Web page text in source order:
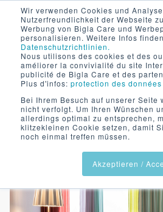
Wir verwenden Cookies und
Nutzerfreundlichkeit der Webseite
Werbung von Bigla Care und
personalisieren. Weitere Infos
Datenschutzrichtlinien.
Nous utilisons des cookies et des
améliorer la convivialité du site
publicité de Bigla Care et des
Plus d'infos: protection des
Bei Ihrem Besuch auf unserer Seite
nicht verfolgt. Um Ihren Wünschen
allerdings optimal zu entsprechen,
klitzekleinen Cookie setzen, damit
noch einmal treffen müssen.
Akzeptieren /
Lit de soins bas